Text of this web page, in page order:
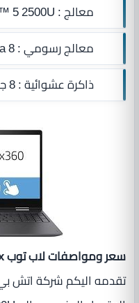
معالج :5 2500U .
معالج رسومي :.
ذاكرة عشوائية :8 جيجا بايت DDR4
سعر ومواصفات لاب توب HP ENVY x360 15m-cp0011dx